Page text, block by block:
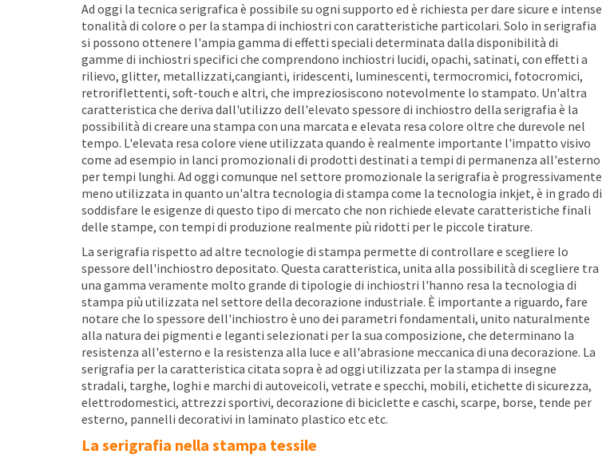
Ad oggi la tecnica serigrafica è possibile su ogni supporto ed è richiesta per dare sicure e intense
tonalità di colore o per la stampa di inchiostri con caratteristiche particolari. Solo in serigrafia
si possono ottenere l'ampia gamma di effetti speciali determinata dalla disponibilità di
gamme di inchiostri specifici che comprendono inchiostri lucidi, opachi, satinati, con effetti a
rilievo, glitter, metallizzati,cangianti, iridescenti, luminescenti, termocromici, fotocromici,
retroriflettenti, soft-touch e altri, che impreziosiscono notevolmente lo stampato. Un'altra
caratteristica che deriva dall'utilizzo dell'elevato spessore di inchiostro della serigrafia è la
possibilità di creare una stampa con una marcata e elevata resa colore oltre che durevole nel
tempo. L'elevata resa colore viene utilizzata quando è realmente importante l'impatto visivo
come ad esempio in lanci promozionali di prodotti destinati a tempi di permanenza all'esterno
per tempi lunghi. Ad oggi comunque nel settore promozionale la serigrafia è progressivamente
meno utilizzata in quanto un'altra tecnologia di stampa come la tecnologia inkjet, è in grado di
soddisfare le esigenze di questo tipo di mercato che non richiede elevate caratteristiche finali
delle stampe, con tempi di produzione realmente più ridotti per le piccole tirature.
La serigrafia rispetto ad altre tecnologie di stampa permette di controllare e scegliere lo
spessore dell'inchiostro depositato. Questa caratteristica, unita alla possibilità di scegliere tra
una gamma veramente molto grande di tipologie di inchiostri l'hanno resa la tecnologia di
stampa più utilizzata nel settore della decorazione industriale. È importante a riguardo, fare
notare che lo spessore dell'inchiostro è uno dei parametri fondamentali, unito naturalmente
alla natura dei pigmenti e leganti selezionati per la sua composizione, che determinano la
resistenza all'esterno e la resistenza alla luce e all'abrasione meccanica di una decorazione. La
serigrafia per la caratteristica citata sopra è ad oggi utilizzata per la stampa di insegne
stradali, targhe, loghi e marchi di autoveicoli, vetrate e specchi, mobili, etichette di sicurezza,
elettrodomestici, attrezzi sportivi, decorazione di biciclette e caschi, scarpe, borse, tende per
esterno, pannelli decorativi in laminato plastico etc etc.
La serigrafia nella stampa tessile